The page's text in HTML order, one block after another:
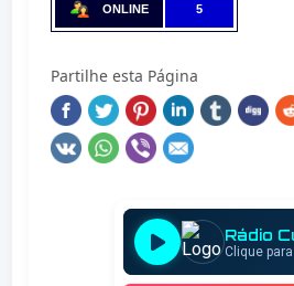
ONLINE 5
Partilhe esta Página